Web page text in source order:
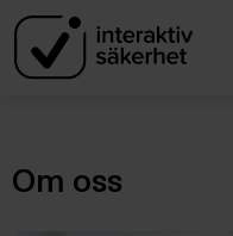
Om oss